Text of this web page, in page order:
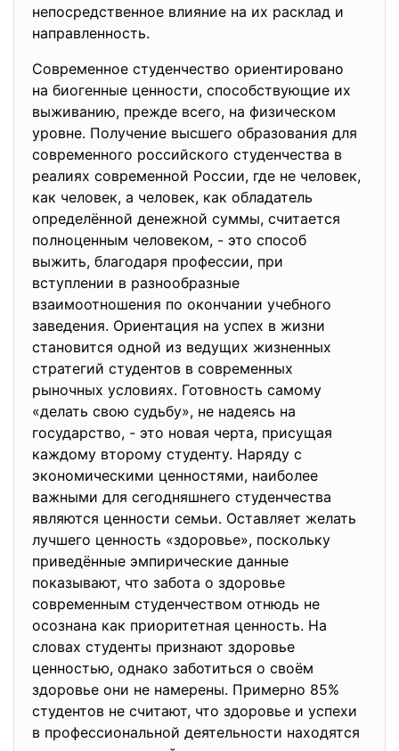
непосредственное влияние на их расклад и
направленность.
Современное студенчество ориентировано
на биогенные ценности, способствующие их
выживанию, прежде всего, на физическом
уровне. Получение высшего образования для
современного российского студенчества в
реалиях современной России, где не человек,
как человек, а человек, как обладатель
определённой денежной суммы, считается
полноценным человеком, - это способ
выжить, благодаря профессии, при
вступлении в разнообразные
взаимоотношения по окончании учебного
заведения. Ориентация на успех в жизни
становится одной из ведущих жизненных
стратегий студентов в современных
рыночных условиях. Готовность самому
«делать свою судьбу», не надеясь на
государство, - это новая черта, присущая
каждому второму студенту. Наряду с
экономическими ценностями, наиболее
важными для сегодняшнего студенчества
являются ценности семьи. Оставляет желать
лучшего ценность «здоровье», поскольку
приведённые эмпирические данные
показывают, что забота о здоровье
современным студенчеством отнюдь не
осознана как приоритетная ценность. На
словах студенты признают здоровье
ценностью, однако заботиться о своём
здоровье они не намерены. Примерно 85%
студентов не считают, что здоровье и успехи
в профессиональной деятельности находятся